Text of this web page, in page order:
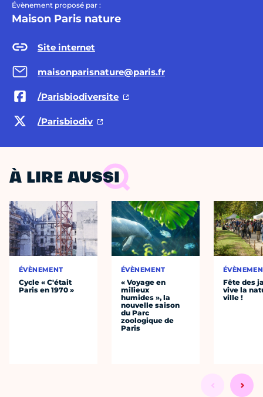
Évènement proposé par :
Maison Paris nature
Site internet
maisonparisnature@paris.fr
/Parisbiodiversite
/Parisbiodiv
À LIRE AUSSI
ÉVÈNEMENT
Cycle « C'était
Paris en 1970 »
ÉVÈNEMENT
« Voyage en
milieux
humides », la
nouvelle saison
du Parc
zoologique de
Paris
Fête des
vive la
ville !